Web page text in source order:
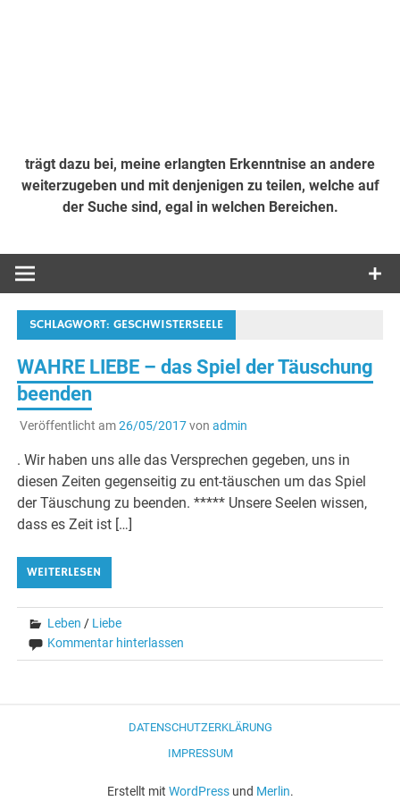
trägt dazu bei, meine erlangten Erkenntnise an andere
weiterzugeben und mit denjenigen zu teilen, welche auf
der Suche sind, egal in welchen Bereichen.
SCHLAGWORT:GESCHWISTERSEELE
WAHRE LIEBE – das Spiel der Täuschung
beenden
Veröffentlicht am26/05/2017von admin
. Wir haben uns alle das Versprechen gegeben, uns in
diesen Zeiten gegenseitig zu ent-täuschen um das Spiel
der Täuschung zu beenden. ***** Unsere Seelen wissen,
dass es Zeit ist […]
WEITERLESEN
Leben / Liebe
Kommentar hinterlassen
DATENSCHUTZERKLÄRUNG
IMPRESSUM
Erstellt mit WordPressund Merlin.